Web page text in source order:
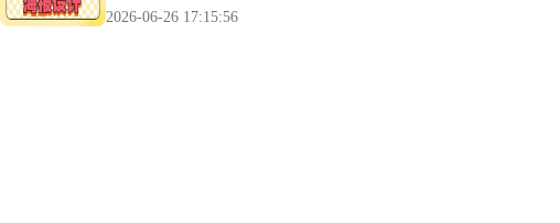
2026-06-26 17:15:56